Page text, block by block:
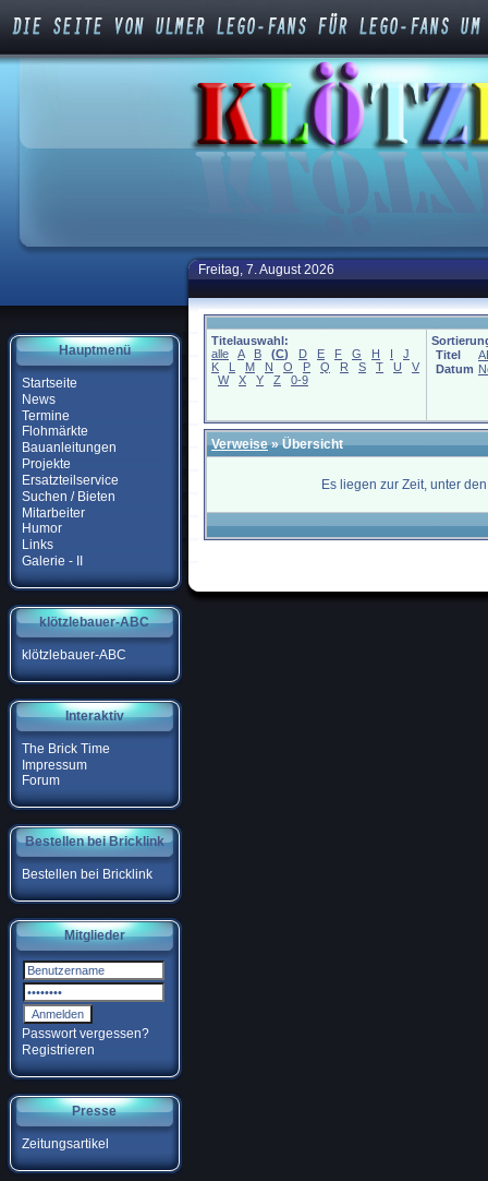
Hauptmenü
Startseite
News
Termine
Flohmärkte
Bauanleitungen
Projekte
Ersatzteilservice
Suchen / Bieten
Mitarbeiter
Humor
Links
Galerie - II
klötzlebauer-ABC
klötzlebauer-ABC
Interaktiv
The Brick Time
Impressum
Forum
Bestellen bei Bricklink
Bestellen bei Bricklink
Mitglieder
Passwort vergessen?
Registrieren
Presse
Zeitungsartikel
Freitag, 7. August 2026
Titelauswahl:
alle
A B (C) D E F G H I
J
K
L M N O P Q R S T U
V
W
X Y Z 0-9
Titel
Datum
Verweise» Übersicht
Es liegen zur Zeit, unter